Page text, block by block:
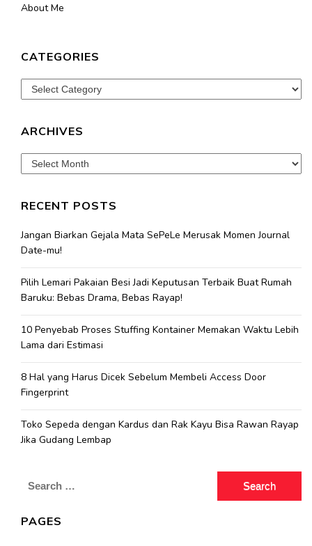
About Me
CATEGORIES
Categories
ARCHIVES
Archives
RECENT POSTS
Jangan Biarkan Gejala Mata SePeLe Merusak Momen Journal
Date-mu!
Pilih Lemari Pakaian Besi Jadi Keputusan Terbaik Buat Rumah
Baruku: Bebas Drama, Bebas Rayap!
10 Penyebab Proses Stuffing Kontainer Memakan Waktu Lebih
Lama dari Estimasi
8 Hal yang Harus Dicek Sebelum Membeli Access Door
Fingerprint
Toko Sepeda dengan Kardus dan Rak Kayu Bisa Rawan Rayap
Jika Gudang Lembap
Search
PAGES